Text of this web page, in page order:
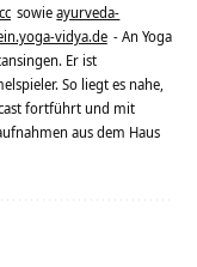
sowieayurveda-
vidya.de - An Yoga
Er ist
So liegt es nahe,
fortführt und mit
aus dem Haus